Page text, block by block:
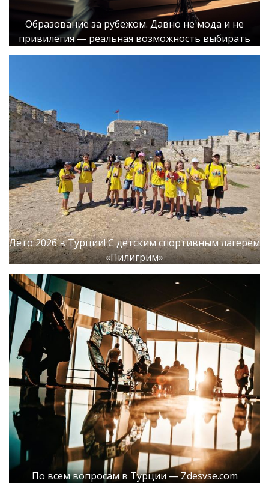
Образование за рубежом. Давно не мода и не
привилегия — реальная возможность выбирать
Лето 2026 в Турции! С детским спортивным лагерем
«Пилигрим»
По всем вопросам в Турции — Zdesvse.com